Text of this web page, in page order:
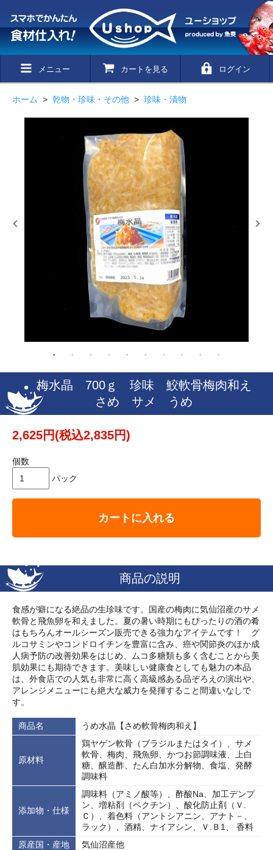
メニュー カートを見る ログイン
ホーム > 乾物・珍味・その他 > 珍味・漬物
梅水晶 700ｇ 珍味 鮫軟骨梅肉和え
さめ サメ うめ
2,625円(税込2,835円)
個数
パック
カートに入れる
商品の説明
食感が癖になる絶品の生珍味です。国産の梅肉に気仙沼産のサメ
軟骨と飛魚卵を和えました。夏の暑い時期にもぴったりの酒の肴
はもちろんオールシーズン販売できる強力なアイテムです！ グ
ルコサミンやコンドロイチンを豊富に含み、癌や関節炎のほか成
人病予防の改善効果をはじめ、ムコ多糖類も多く含むことから美
肌効果にも期待できます。美味しい健康食としても魅力の本品
は、外食店での人気も非常に高く高級感ある品ぞろえの演出や、
アレンジメニューにも絶大な威力を発揮すること間違いなしで
す。
商品名 うめ水晶【さめ軟骨梅肉和え】
原材料
鶏ヤゲン軟骨（ブラジルまたはタイ）、サメ
軟骨、梅肉、飛魚卵、かつお節調味液、上白
糖、醸造酢、たん白加水分解物、食塩、発酵
調味料
添加物・仕様
調味料（アミノ酸等）、酢酸Na、加工デンプ
ン、増粘剤（ペクチン）、酸化防止剤（Ｖ.
Ｃ）、着色料（アントシアニン、アナト－、
ラック）、酒精、ナイアシン、Ｖ.Ｂ1、 香料
原産国・産地
気仙沼産他